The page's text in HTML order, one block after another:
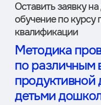
Оставить заявку
обучение по
квалификации
Методика
по различным
продуктивной
детьми